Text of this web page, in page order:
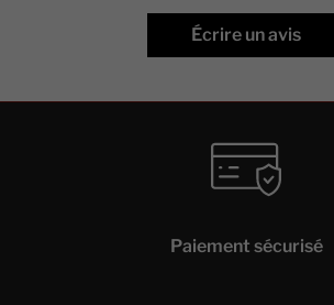
Écrire un avis
Paiement sécurisé